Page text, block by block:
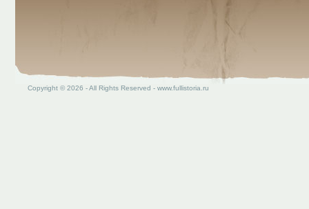
Copyright © 2026 - All Rights Reserved - www.fullistoria.ru